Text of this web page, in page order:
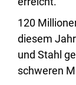
120
diesem
und Stahl
schweren